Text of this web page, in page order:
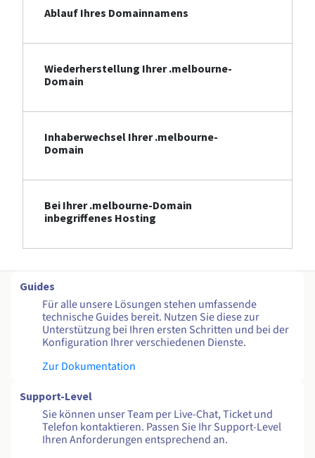
Ablauf Ihres Domainnamens
Wiederherstellung Ihrer .melbourne-
Domain
Inhaberwechsel Ihrer .melbourne-
Domain
Bei Ihrer .melbourne-Domain
inbegriffenes Hosting
Guides
Für alle unsere Lösungen stehen umfassende
technische Guides bereit. Nutzen Sie diese zur
Unterstützung bei Ihren ersten Schritten und bei der
Konfiguration Ihrer verschiedenen Dienste.
Zur Dokumentation
Support-Level
Sie können unser Team per Live-Chat, Ticket und
Telefon kontaktieren. Passen Sie Ihr Support-Level
Ihren Anforderungen entsprechend an.